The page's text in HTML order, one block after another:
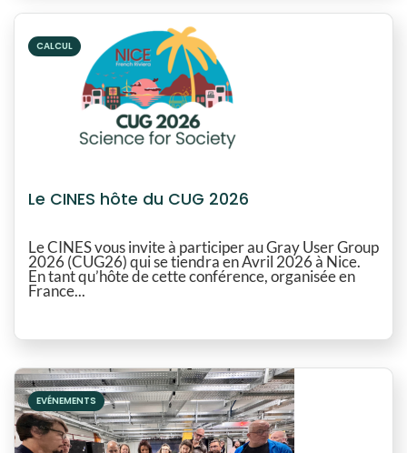
CALCUL
Le CINES hôte du CUG 2026
Le CINES vous invite à participer au Gray User Group
2026 (CUG26) qui se tiendra en Avril 2026 à Nice.
En tant qu’hôte de cette conférence, organisée en
France...
EVÉNEMENTS